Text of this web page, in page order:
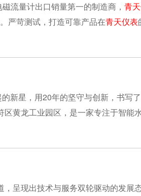
流量计出口销量第一的制造商， 青
严苛测试，打造可靠产品在青天仪表
新星，用20年的坚守与创新，书写
黄龙工业园区，是一家专注于智能
呈现出技术与服务双轮驱动的发展态